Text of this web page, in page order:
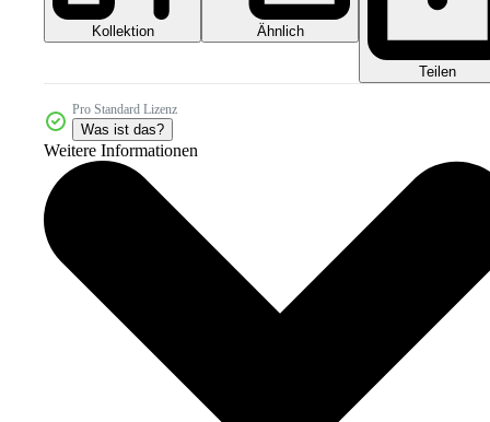
Kollektion Ähnlich
Teilen
Pro Standard Lizenz
Was ist das?
Weitere Informationen